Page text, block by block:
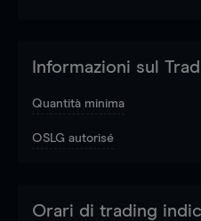
Informazioni sul
Quantità minima
OSLG autorisé
Orari di trading